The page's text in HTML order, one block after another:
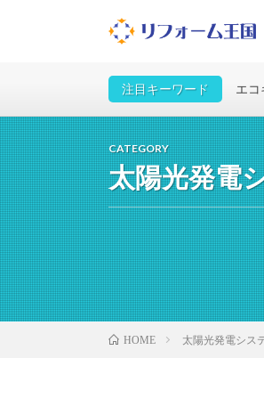
注目キーワード エコ
CATEGORY
太陽光発電
HOME 太陽光発電シス